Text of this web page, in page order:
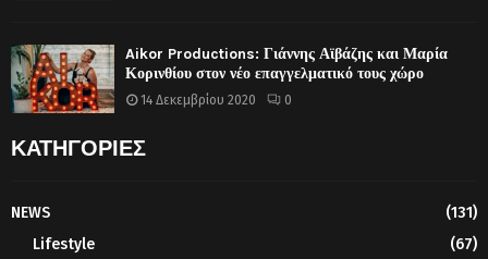
Aikor Productions: Γιάννης Αϊβάζης και Μαρία
Κορινθίου στον νέο επαγγελματικό τους χώρο
14 Δεκεμβρίου 2020 0
ΚΑΤΗΓΟΡΙΕΣ
NEWS
(131)
Lifestyle
(67)